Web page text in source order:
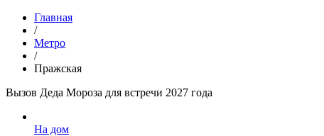
Главная
/
Метро
/
Пражская
Вызов Дeда Мороза для встречи 2027 года
На дом